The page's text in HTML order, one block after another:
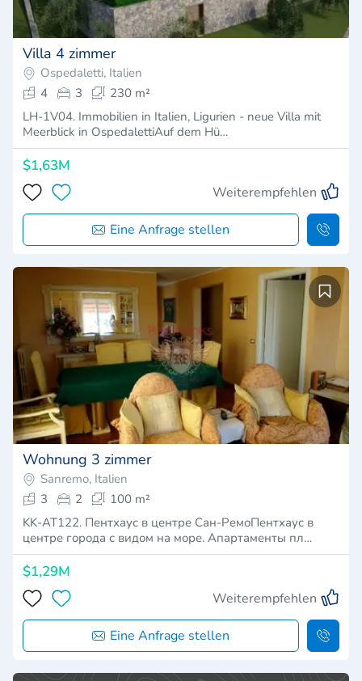
Villa 4 zimmer
Ospedaletti, Italien
4
3
230 m²
LH-1V04. Immobilien in Italien, Ligurien - neue Villa mit
Meerblick in OspedalettiAuf dem Hü…
$1,63M
Weiterempfehlen
Eine Anfrage stellen
Wohnung 3 zimmer
Sanremo, Italien
3
2
100 m²
KK-AT122. Пентхаус в центре Сан-РемоПентхаус в
центре города с видом на море. Апартаменты пл…
$1,29M
Weiterempfehlen
Eine Anfrage stellen